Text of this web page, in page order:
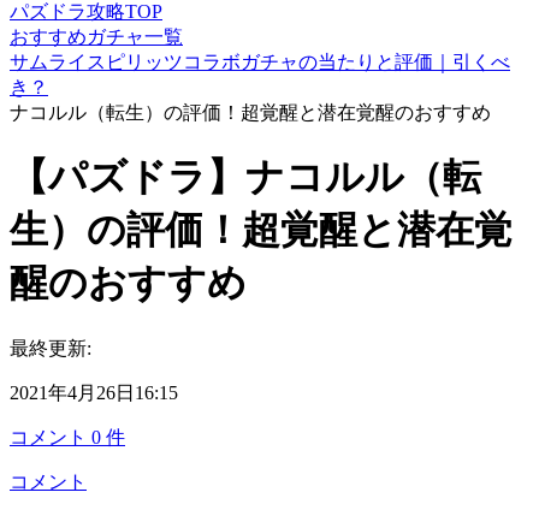
パズドラ攻略TOP
おすすめガチャ一覧
サムライスピリッツコラボガチャの当たりと評価｜引くべ
き？
ナコルル（転生）の評価！超覚醒と潜在覚醒のおすすめ
【パズドラ】ナコルル（転
生）の評価！超覚醒と潜在覚
醒のおすすめ
最終更新:
2021年4月26日16:15
コメント 0 件
コメント